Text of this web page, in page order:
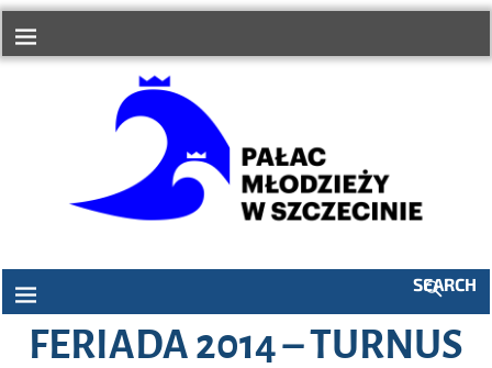
treści
SEARCH
FERIADA 2014 – TURNUS